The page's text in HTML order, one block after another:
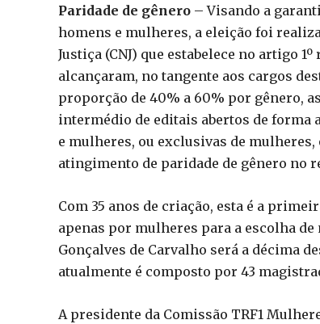
Paridade de gênero – Visando a
homens e mulheres, a eleição foi
Justiça (CNJ) que estabelece no artigo
alcançaram, no tangente aos cargos
proporção de 40% a 60% por gênero,
intermédio de editais abertos de forma
e mulheres, ou exclusivas de
atingimento de paridade de gênero no
Com 35 anos de criação, esta é a
apenas por mulheres para a escolha de
Gonçalves de Carvalho será a décima
atualmente é composto por 43
A presidente da Comissão TRF1